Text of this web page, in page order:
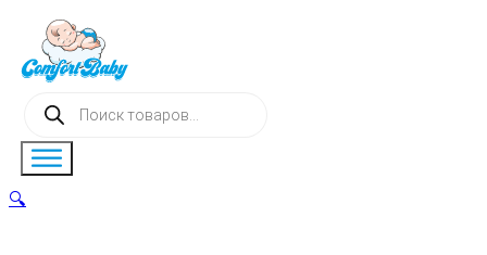
Поиск
товаров
🔍